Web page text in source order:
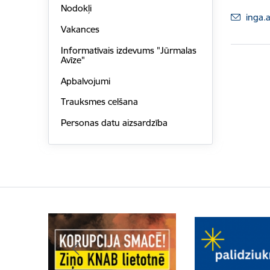
Nodokļi
Vakances
Informatīvais izdevums "Jūrmalas
Avīze"
Apbalvojumi
Trauksmes celšana
Personas datu aizsardzība
E-